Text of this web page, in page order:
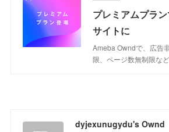
プレミアムプラ
サイトに
Ameba Owndで、広告
限、ページ数無制限な
dyjexunugydu's Ownd